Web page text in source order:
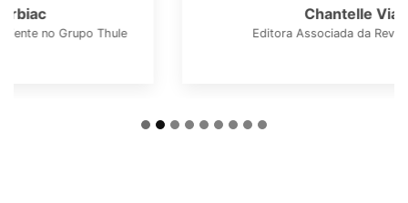
Editora Associada da Revista Cosmos